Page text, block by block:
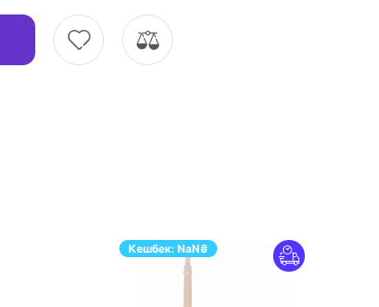
Кешбек: NaN₴